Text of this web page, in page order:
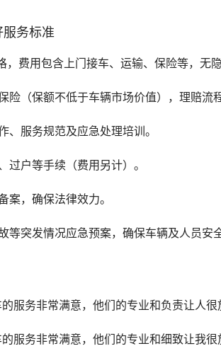
服务标准
费用包含上门接车、运输、保险等，无隐
（保额不低于车辆市场价值），理赔流
服务规范及应急处理培训。
户等手续（费用另计）。
，确保法律效力。
突发情况应急预案，确保车辆及人员安全
服务非常满意，他们的专业和负责让人很
服务非常满意，他们的专业和细致让我很